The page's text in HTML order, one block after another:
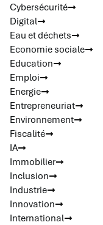
Cybersécurité
Digital
Eau et déchets
Economie sociale
Education
Emploi
Energie
Entrepreneuriat
Environnement
Fiscalité
IA
Immobilier
Inclusion
Industrie
Innovation
International